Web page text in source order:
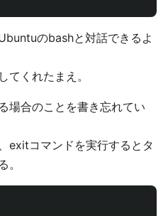
のbashと対話できるよ
てくれたまえ。
場合のことを書き忘れてい
exitコマンドを実行するとタ
。